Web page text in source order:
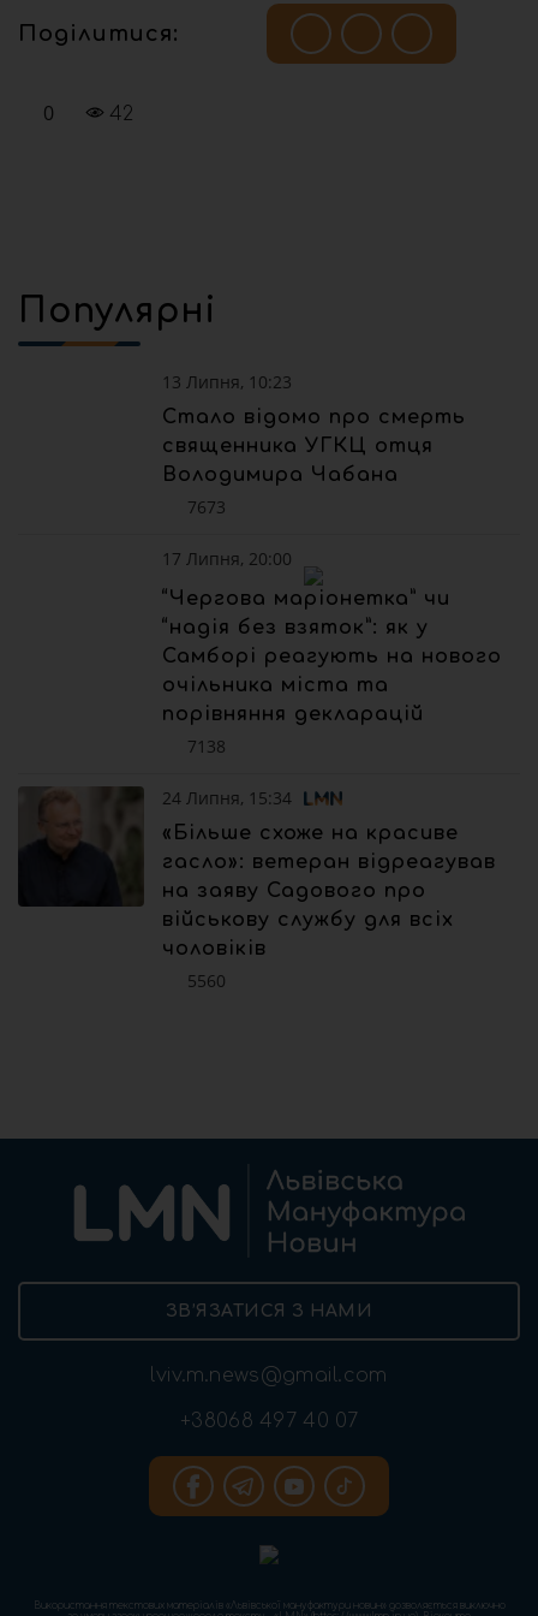
Поділитися:
0 42
Популярні
13 Липня, 10:23
Стало відомо про смерть
священника УГКЦ отця
Володимира Чабана
7673
17 Липня, 20:00
“Чергова маріонетка” чи
“надія без взяток”: як у
Самборі реагують на нового
очільника міста та
порівняння декларацій
7138
24 Липня, 15:34
«Більше схоже на красиве
гасло»: ветеран відреагував
на заяву Садового про
військову службу для всіх
чоловіків
5560
ЗВ’ЯЗАТИСЯ З НАМИ
lviv.m.news@gmail.com
+38068 497 40 07
Використання текстових матеріалів «Львівської мануфактури новин» дозволяється виключно